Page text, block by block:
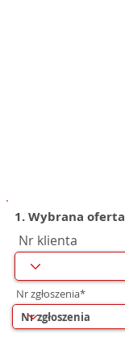
1. Wybrana oferta
Nr klienta
Nr zgłoszenia*